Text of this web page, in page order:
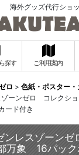
海外グッズ代行ショ
探す ご利用案内
ロ > 色紙・ポスター・
ゾーンゼロ コレク
ード付き
ンレスゾーン
象 16パック